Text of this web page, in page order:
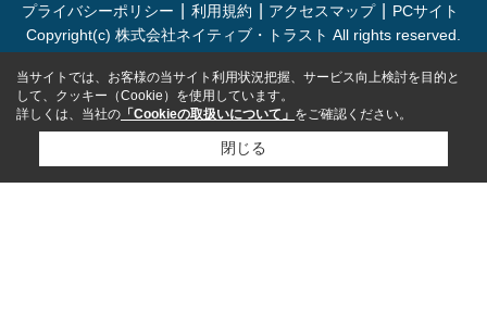
プライバシーポリシー 利用規約 アクセスマップ
PCサイト
Copyright(c) 株式会社ネイティブ・トラスト All rights reserved.
当サイトでは、お客様の当サイト利用状況把握、サービス向上検討を目的と
して、クッキー（Cookie）を使用しています。
詳しくは、当社の 「Cookieの取扱いについて」 をご確認ください。
閉じる